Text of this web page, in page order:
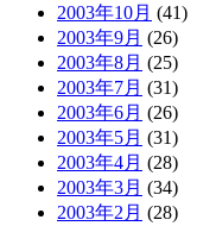
2003年10月 (41)
2003年9月 (26)
2003年8月 (25)
2003年7月 (31)
2003年6月 (26)
2003年5月 (31)
2003年4月 (28)
2003年3月 (34)
2003年2月 (28)